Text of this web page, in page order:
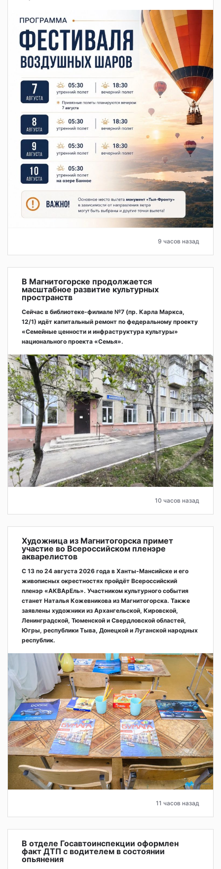
9 часов назад
В Магнитогорске продолжается
масштабное развитие культурных
пространств
Сейчас в библиотеке-филиале №7 (пр. Карла Маркса,
12/1) идёт капитальный ремонт по федеральному проекту
«Семейные ценности и инфраструктура культуры»
национального проекта «Семья».
10 часов назад
Художница из Магнитогорска примет
участие во Всероссийском пленэре
акварелистов
С 13 по 24 августа 2026 года в Ханты-Мансийске и его
живописных окрестностях пройдёт Всероссийский
пленэр «АКВАрЕль». Участником культурного события
станет Наталья Кожевникова из Магнитогорска. Также
заявлены художники из Архангельской, Кировской,
Ленинградской, Тюменской и Свердловской областей,
Югры, республики Тыва, Донецкой и Луганской народных
республик.
11 часов назад
В отделе Госавтоинспекции оформлен
факт ДТП с водителем в состоянии
опьянения